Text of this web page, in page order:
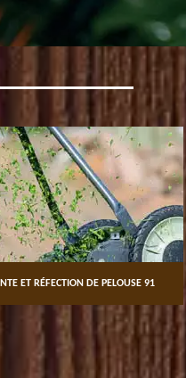
ET RÉFECTION DE PELOUSE 91